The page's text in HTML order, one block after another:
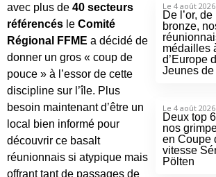
avec plus de 40 secteurs
référencés le Comité
Régional FFME a décidé de
donner un gros « coup de
pouce » à l’essor de cette
discipline sur l’île. Plus
besoin maintenant d’être un
local bien informé pour
découvrir ce basalt
réunionnais si atypique mais
offrant tant de passages de
Le 4 août 2026
De l’or,
bronze,
médailles
d’Europe
Jeunes
Le 4 août 2026
Deux top
nos
en Coupe
vitesse
Pölten